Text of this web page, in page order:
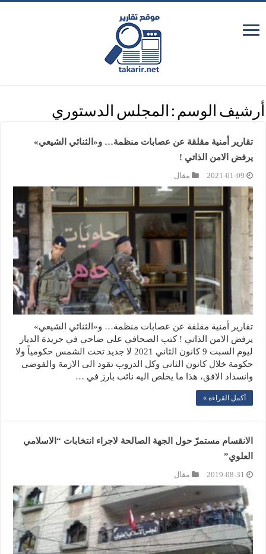
أرشيف الوسم : المجلس الدستوري
تقارير أمنية مقلقة عن عصابات منظمة… و«الثنائي الشيعي»
يرفض الامن الذاتي !
2021-01-09 مقال
تقارير أمنية مقلقة عن عصابات منظمة… و«الثنائي الشيعي»
يرفض الامن الذاتي ! كتب الصحافي علي ضاحي في جريدة الديار
ليوم السبت 9 كانون الثاني 2021 لا جديد تحت الشمس حكومياً ولا
حكومة خلال كانون الثاني وكل الدروب تقود الى الازمة والفوضى
وانسداد الافق، هذا ما يخلص اليه نائب بارز في …
أكمل القراءة »
الانقسام مستمرّ حول الجهة الصالحة لاجراء انتخابات “الاسلامي
العلوي”
2019-08-31 مقال